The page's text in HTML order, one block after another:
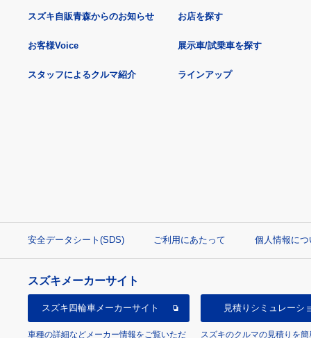
スズキ自販青森からのお知らせ
お客様Voice
スタッフによるクルマ紹介
お店を探す
展示車/試乗車を探す
ラインアップ
安全データシート(SDS) ご利用にあたって 個人情報につ
スズキメーカーサイト
スズキ四輪車メーカーサイト
車種の詳細などメーカー情報をご覧いただ
見積り シミュレーシ
スズキのクルマの見積りを